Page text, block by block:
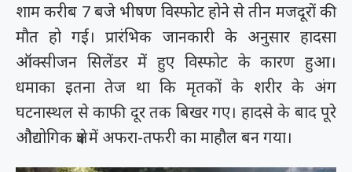
शाम करीब 7 बजे भीषण विस्फोट होने से तीन मजदूरों की
मौत हो गई। प्रारंभिक जानकारी के अनुसार हादसा
ऑक्सीजन सिलेंडर में हुए विस्फोट के कारण हुआ।
धमाका इतना तेज था कि मृतकों के शरीर के अंग
घटनास्थल से काफी दूर तक बिखर गए। हादसे के बाद पूरे
औद्योगिक क्षेत्र में अफरा-तफरी का माहौल बन गया।